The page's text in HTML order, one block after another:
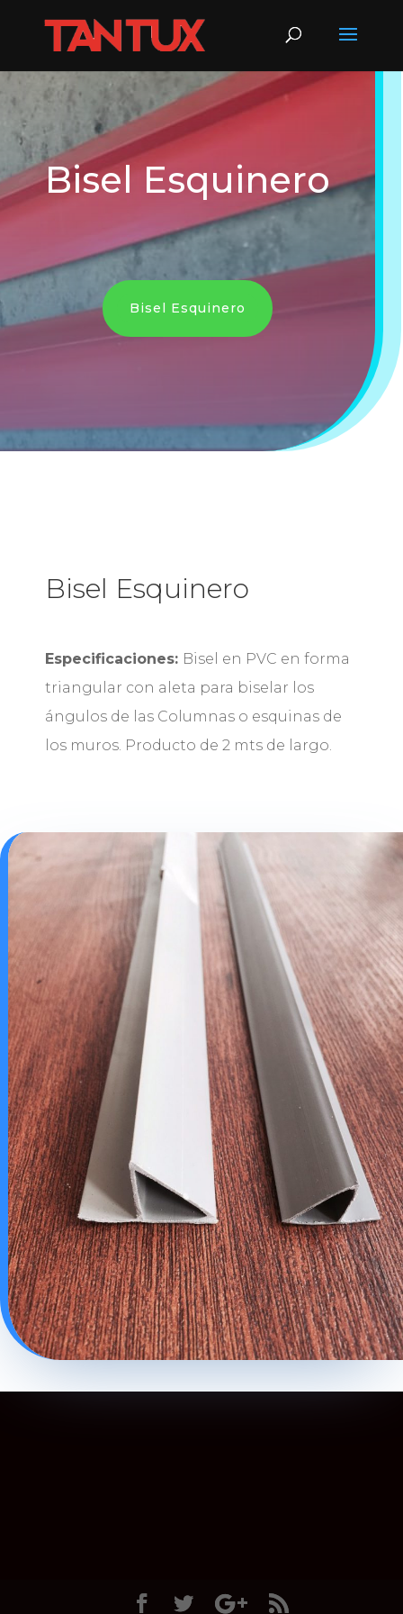
Bisel Esquinero
Bisel Esquinero
Bisel Esquinero
Especificaciones: Bisel en PVC en forma
triangular con aleta para biselar los
ángulos de las Columnas o esquinas de
los muros. Producto de 2 mts de largo.